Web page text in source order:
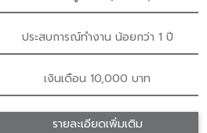
ประสบการณ์ทำงาน น้อยกว่า 1 ปี
เงินเดือน 10,000 บาท
รายละเอียดเพิ่มเติม